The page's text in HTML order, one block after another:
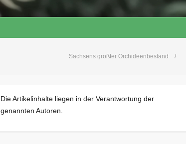
Sachsens größter Orchideenbestand
Die Artikelinhalte liegen in der Verantwortung der
genannten Autoren.